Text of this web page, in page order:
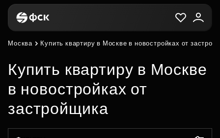
Москва Купить квартиру в Москве в новостройках от
Купить квартиру в Москве
в новостройках от
застройщика